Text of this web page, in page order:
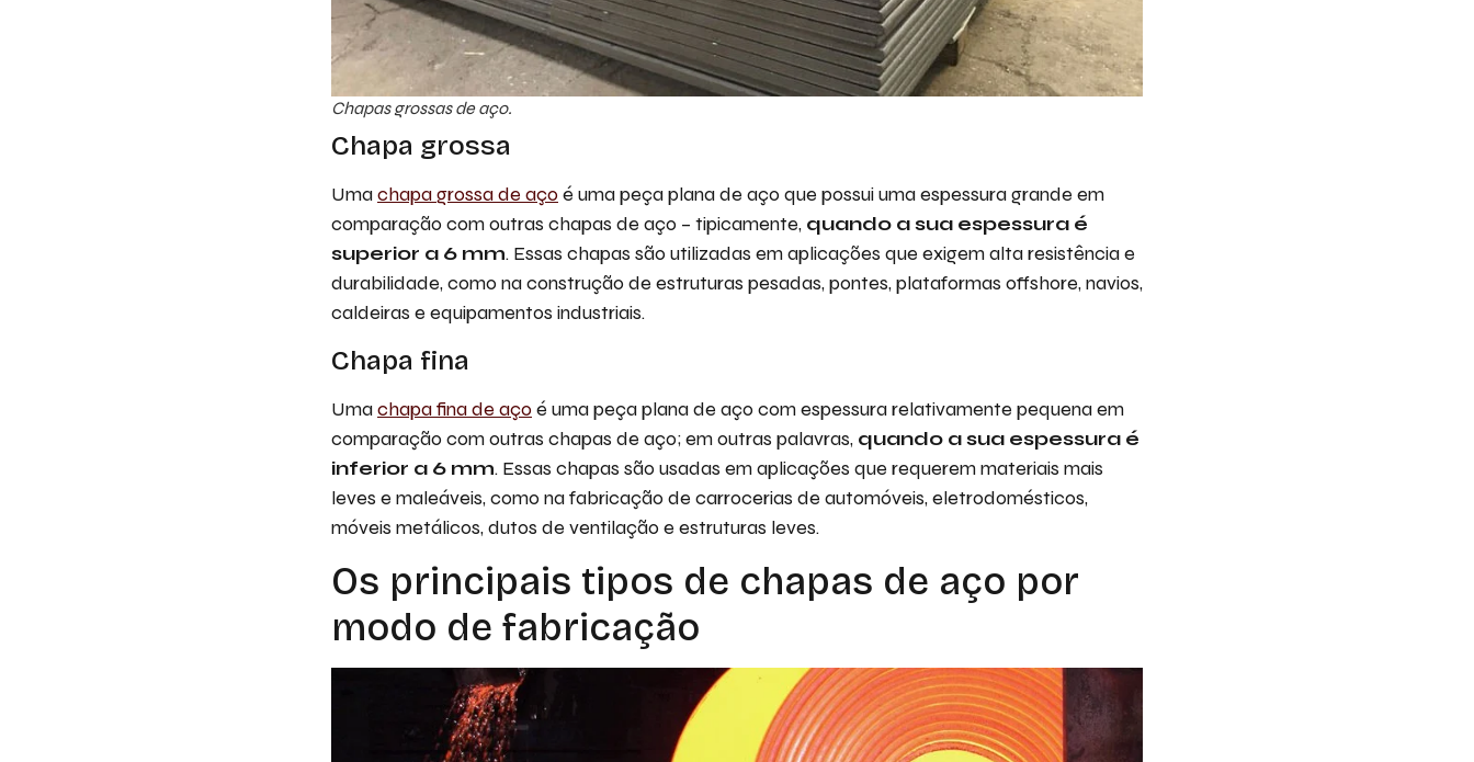
Chapas grossas de aço.
Chapa grossa
Umachapa grossa de açoé uma peça plana de aço que possui uma espessura grande em
comparação com outras chapas de aço – tipicamente, quando a sua espessura é
superior a 6 mm. Essas chapas são utilizadas em aplicações que exigem alta resistência e
durabilidade, como na construção de estruturas pesadas, pontes, plataformas offshore, navios,
caldeiras e equipamentos industriais.
Chapa fina
Umachapa fina de açoé uma peça plana de aço com espessura relativamente pequena em
comparação com outras chapas de aço; em outras palavras, quando a sua espessura é
inferior a 6 mm. Essas chapas são usadas em aplicações que requerem materiais mais
leves e maleáveis, como na fabricação de carrocerias de automóveis, eletrodomésticos,
móveis metálicos, dutos de ventilação e estruturas leves.
Os principais tipos de chapas de aço por
modo de fabricação